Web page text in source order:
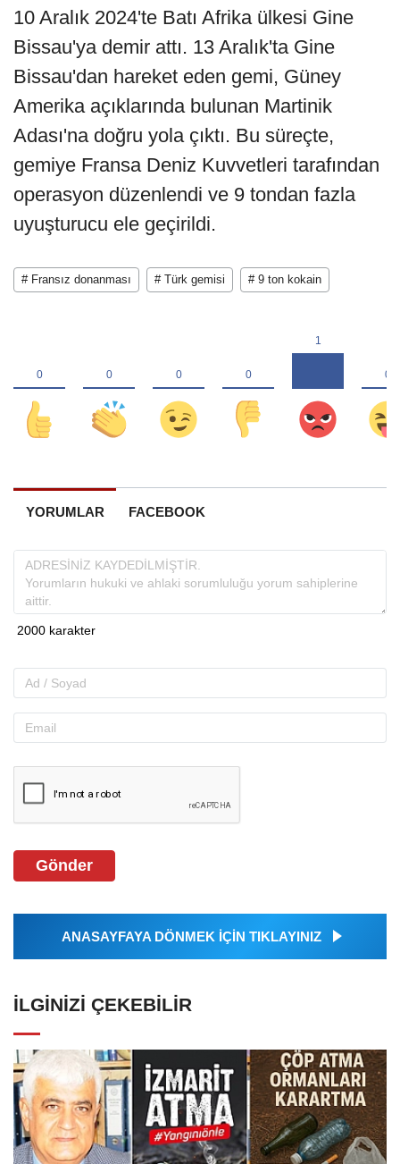
10 Aralık 2024'te Batı Afrika ülkesi Gine
Bissau'ya demir attı. 13 Aralık'ta Gine
Bissau'dan hareket eden gemi, Güney
Amerika açıklarında bulunan Martinik
Adası'na doğru yola çıktı. Bu süreçte,
gemiye Fransa Deniz Kuvvetleri tarafından
operasyon düzenlendi ve 9 tondan fazla
uyuşturucu ele geçirildi.
# Fransız donanması # Türk gemisi # 9 ton kokain
YORUMLAR FACEBOOK
Gönder
ANASAYFAYA DÖNMEK İÇİN TIKLAYINIZ
İLGINIZI ÇEKEBILIR